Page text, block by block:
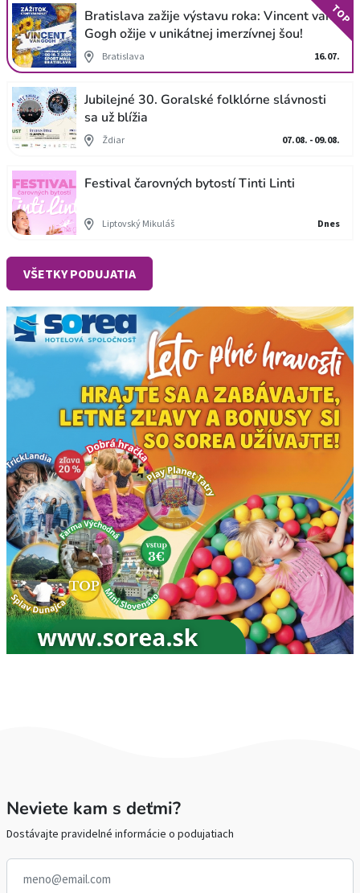
Bratislava zažije výstavu roka: Vincent van
Gogh ožije v unikátnej imerzívnej šou!
Bratislava 16.07.
TOP
Jubilejné 30. Goralské folklórne slávnosti
sa už blížia
Ždiar 07.08. - 09.08.
Festival čarovných bytostí Tinti Linti
Liptovský Mikuláš Dnes
VŠETKY PODUJATIA
Neviete kam s deťmi?
Dostávajte pravidelné informácie o podujatiach